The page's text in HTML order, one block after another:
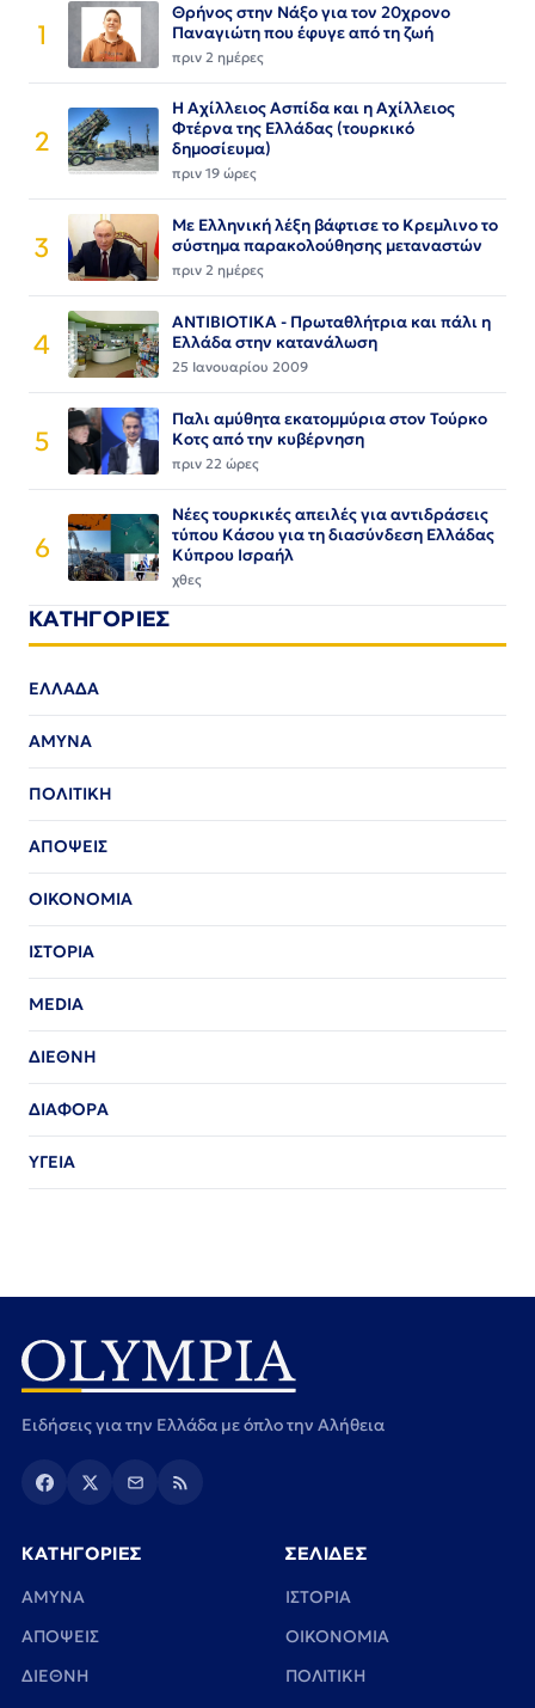
1
Θρήνος στην Νάξο για τον 20χρονο
Παναγιώτη που έφυγε από τη ζωή
πριν 2 ημέρες
2
Η Αχίλλειος Ασπίδα και η Αχίλλειος
Φτέρνα της Ελλάδας (τουρκικό
δημοσίευμα)
πριν 19 ώρες
3
Με Ελληνική λέξη βάφτισε το Κρεμλινο το
σύστημα παρακολούθησης μεταναστών
πριν 2 ημέρες
4
ΑΝΤΙΒΙΟΤΙΚΑ - Πρωταθλήτρια και πάλι η
Ελλάδα στην κατανάλωση
25 Ιανουαρίου 2009
5
Παλι αμύθητα εκατομμύρια στον Τούρκο
Κοτς από την κυβέρνηση
πριν 22 ώρες
6
Νέες τουρκικές απειλές για αντιδράσεις
τύπου Κάσου για τη διασύνδεση Ελλάδας
Κύπρου Ισραήλ
χθες
ΚΑΤΗΓΟΡΙΕΣ
ΕΛΛΑΔΑ
ΑΜΥΝΑ
ΠΟΛΙΤΙΚΗ
ΑΠΟΨΕΙΣ
ΟΙΚΟΝΟΜΙΑ
ΙΣΤΟΡΙΑ
MEDIA
ΔΙΕΘΝΗ
ΔΙΑΦΟΡΑ
ΥΓΕΙΑ
Ειδήσεις για την Ελλάδα με όπλο την Αλήθεια
ΚΑΤΗΓΟΡΙΕΣ
ΑΜΥΝΑ
ΑΠΟΨΕΙΣ
ΔΙΕΘΝΗ
ΣΕΛΙΔΕΣ
ΙΣΤΟΡΙΑ
ΟΙΚΟΝΟΜΙΑ
ΠΟΛΙΤΙΚΗ